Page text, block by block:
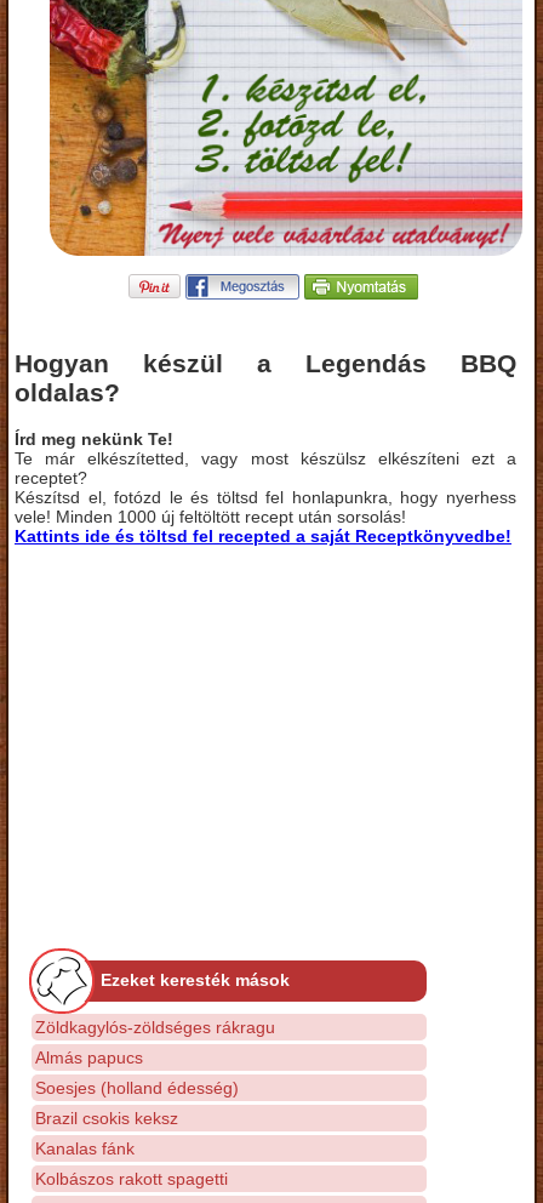
Hogyan készül a Legendás BBQ
oldalas?
Írd meg nekünk Te!
Te már elkészítetted, vagy most készülsz elkészíteni ezt a
receptet?
Készítsd el, fotózd le és töltsd fel honlapunkra, hogy nyerhess
vele! Minden 1000 új feltöltött recept után sorsolás!
Kattints ide és töltsd fel recepted a saját Receptkönyvedbe!
Ezeket keresték mások
Zöldkagylós-zöldséges rákragu
Almás papucs
Soesjes (holland édesség)
Brazil csokis keksz
Kanalas fánk
Kolbászos rakott spagetti